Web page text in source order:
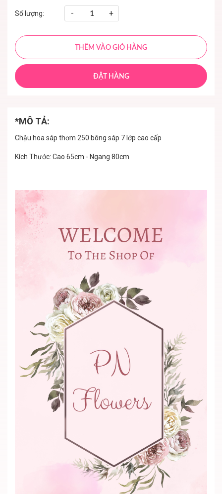
Số lượng: - +
THÊM VÀO GIỎ HÀNG
ĐẶT HÀNG
*MÔ TẢ:
Chậu hoa sáp thơm 250 bông sáp 7 lớp cao cấp
Kích Thước: Cao 65cm - Ngang 80cm